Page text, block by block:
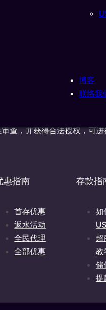
博客
联络我
经营，MIBS NV 是一家根据
查，并获得合法授权，可
惠指南
首存优惠
返水活动
全民代理
全部优惠
存款指
如
超
教
储
提